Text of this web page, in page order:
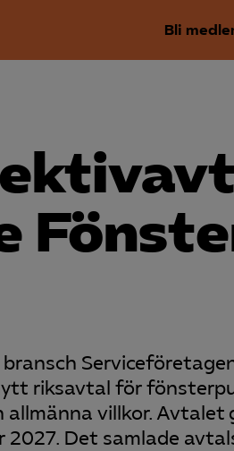
Bli
riksavtal för
villkor. Avtalet
2027. Det samlade